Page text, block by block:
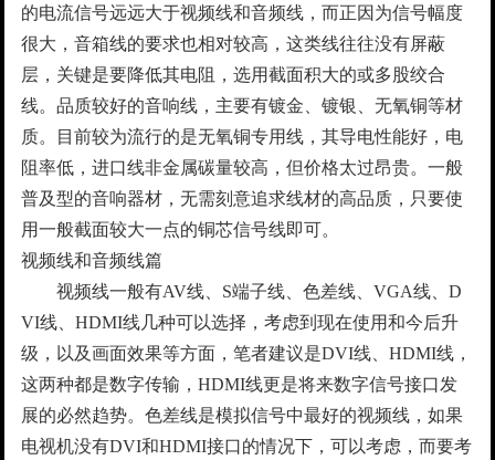
的电流信号远远大于视频线和音频线，而正因为信号幅度
很大，音箱线的要求也相对较高，这类线往往没有屏蔽
层，关键是要降低其电阻，选用截面积大的或多股绞合
线。品质较好的音响线，主要有镀金、镀银、无氧铜等材
质。目前较为流行的是无氧铜专用线，其导电性能好，电
阻率低，进口线非金属碳量较高，但价格太过昂贵。一般
普及型的音响器材，无需刻意追求线材的高品质，只要使
用一般截面较大一点的铜芯信号线即可。
视频线和音频线篇
视频线一般有AV线、S端子线、色差线、VGA线、D
VI线、HDMI线几种可以选择，考虑到现在使用和今后升
级，以及画面效果等方面，笔者建议是DVI线、HDMI线，
这两种都是数字传输，HDMI线更是将来数字信号接口发
展的必然趋势。色差线是模拟信号中最好的视频线，如果
电视机没有DVI和HDMI接口的情况下，可以考虑，而要考